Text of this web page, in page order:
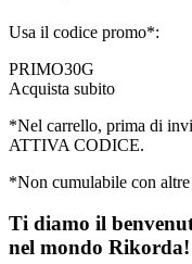
Usa il codice promo*:
PRIMO30G
Acquista subito
*Nel carrello, prima di
ATTIVA CODICE.
*Non cumulabile con
Ti diamo il
nel mondo Rikorda!